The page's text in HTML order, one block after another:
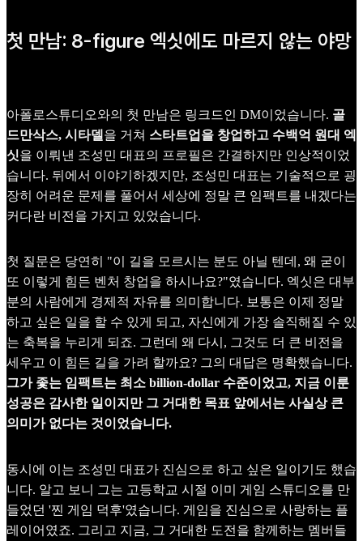
첫 만남: 8-figure 엑싯에도 마르지 않는 야망
아폴로스튜디오와의 첫 만남은 링크드인 DM이었습니다. 골
드만삭스, 시타델 을 거쳐 스타트업을 창업하고 수백억 원대 엑
싯을 이뤄낸 조성민 대표의 프로필은 간결하지만 인상적이었
습니다. 뒤에서 이야기하겠지만, 조성민 대표는 기술적으로 굉
장히 어려운 문제를 풀어서 세상에 정말 큰 임팩트를 내겠다는
커다란 비전을 가지고 있었습니다.
첫 질문은 당연히 "이 길을 모르시는 분도 아닐 텐데, 왜 굳이
또 이렇게 힘든 벤처 창업을 하시나요?"였습니다. 엑싯은 대부
분의 사람에게 경제적 자유를 의미합니다. 보통은 이제 정말
하고 싶은 일을 할 수 있게 되고, 자신에게 가장 솔직해질 수 있
는 축복을 누리게 되죠. 그런데 왜 다시, 그것도 더 큰 비전을
세우고 이 힘든 길을 가려 할까요? 그의 대답은 명확했습니다.
그가 좇는 임팩트는 최소 billion-dollar 수준이었고, 지금 이룬
성공은 감사한 일이지만 그 거대한 목표 앞에서는 사실상 큰
의미가 없다는 것이었습니다.
동시에 이는 조성민 대표가 진심으로 하고 싶은 일이기도 했습
니다. 알고 보니 그는 고등학교 시절 이미 게임 스튜디오를 만
들었던 '찐 게임 덕후'였습니다. 게임을 진심으로 사랑하는 플
레이어였죠. 그리고 지금, 그 거대한 도전을 함께하는 멤버들